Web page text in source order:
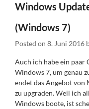
Windows
(Windows 7)
Posted on 8. Juni 2016
Auch ich habe ein paar
Windows 7, um genau
endet das Angebot
zu upgraden. Weil ich
Windows boote, ist